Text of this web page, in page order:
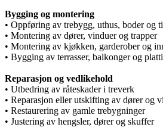
Bygging og montering
• Oppføring av trebygg, uthus, boder og
• Montering av dører, vinduer og trapper
• Montering av kjøkken, garderober og
• Bygging av terrasser, balkonger og
Reparasjon og vedlikehold
• Utbedring av råteskader i treverk
• Reparasjon eller utskifting av dører og
• Restaurering av gamle trebygninger
• Justering av hengsler, dører og skuffer